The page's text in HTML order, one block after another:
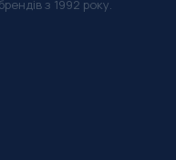
з 1992 року.